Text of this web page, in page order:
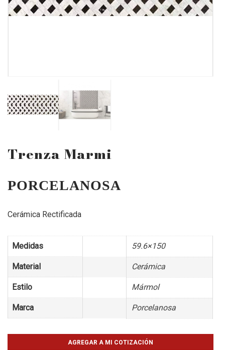
Trenza Marmi
PORCELANOSA
Cerámica Rectificada
Medidas 59.6×150
Material Cerámica
Estilo Mármol
Marca Porcelanosa
AGREGAR A MI COTIZACIÓN